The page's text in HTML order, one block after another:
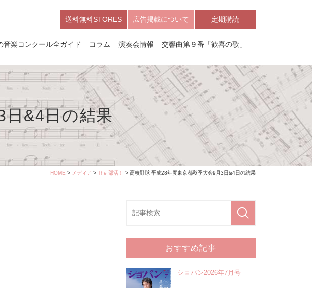
送料無料STORES 広告掲載について 定期購読
音楽コンクール全ガイド コラム 演奏会情報 交響曲第９番「歓喜の歌」
日&4日の結果
HOME > メディア > The 部活！ > 高校野球 平成28年度東京都秋季大会9月3日&4日の結果
おすすめ記事
ショパン2026年7月号